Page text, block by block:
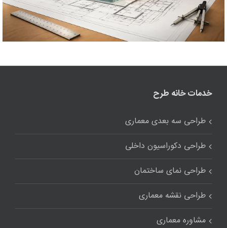
خدمات خانه طرح
طراحی سه بعدی معماری
طراحی دکوراسیون داخلی
طراحی نمای ساختمان
طراحی نقشه معماری
مشاوره معماری